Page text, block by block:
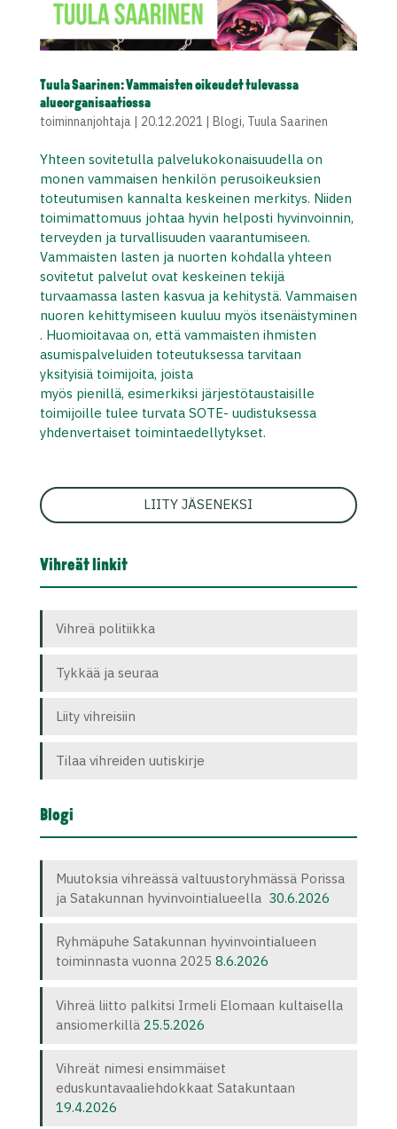
Tuula Saarinen: Vammaisten oikeudet tulevassa
alueorganisaatiossa
toiminnanjohtaja| 20.12.2021 | Blogi, Tuula Saarinen
Yhteen sovitetulla palvelukokonaisuudella on
monen vammaisen henkilön perusoikeuksien
toteutumisen kannalta keskeinen merkitys. Niiden
toimimattomuus johtaa hyvin helposti hyvinvoinnin,
terveyden ja turvallisuuden vaarantumiseen.
Vammaisten lasten ja nuorten kohdalla yhteen
sovitetut palvelut ovat keskeinen tekijä
turvaamassa lasten kasvua ja kehitystä. Vammaisen
nuoren kehittymiseen kuuluu myös itsenäistyminen
. Huomioitavaa on, että vammaisten ihmisten
asumispalveluiden toteutuksessa tarvitaan
yksityisiä toimijoita, joista
myös pienillä, esimerkiksi järjestötaustaisille
toimijoille tulee turvata SOTE- uudistuksessa
yhdenvertaiset toimintaedellytykset.
LIITY JÄSENEKSI
Vihreät linkit
Vihreä politiikka
Tykkää ja seuraa
Liity vihreisiin
Tilaa vihreiden uutiskirje
Blogi
Muutoksia vihreässä valtuustoryhmässä Porissa
ja Satakunnan hyvinvointialueella 30.6.2026
Ryhmäpuhe Satakunnan hyvinvointialueen
toiminnasta vuonna 2025 8.6.2026
Vihreä liitto palkitsi Irmeli Elomaan kultaisella
ansiomerkillä 25.5.2026
Vihreät nimesi ensimmäiset
eduskuntavaaliehdokkaat Satakuntaan
19.4.2026